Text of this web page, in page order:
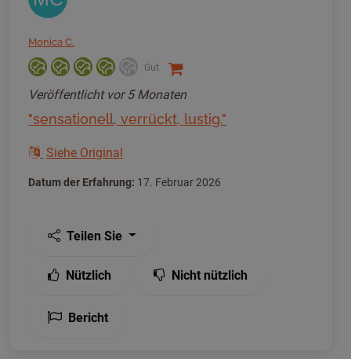
Monica C.
Gut
Veröffentlicht vor 5 Monaten
"sensationell, verrückt, lustig."
Siehe Original
Datum der Erfahrung: 17. Februar 2026
Teilen Sie
Nützlich Nicht nützlich
Bericht